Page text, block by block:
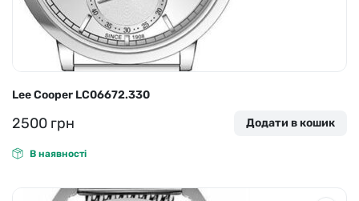
Lee Cooper LC06672.330
2500 грн Додати в кошик
В наявності